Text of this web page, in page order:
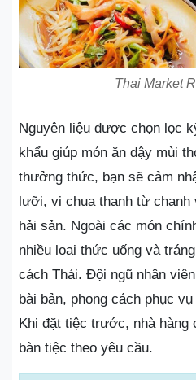
Thai Market
Nguyên liệu được chọn lọc
khẩu giúp món ăn dậy mùi
thưởng thức, bạn sẽ cảm
lưỡi, vị chua thanh từ
hải sản. Ngoài các món
nhiều loại thức uống và
cách Thái. Đội ngũ nhân
bài bản, phong cách phục
Khi đặt tiệc trước, nhà hàng
bàn tiệc theo yêu cầu.